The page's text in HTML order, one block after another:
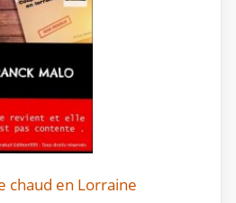
chaud en Lorraine